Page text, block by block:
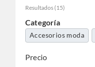
Resultados (15)
Categoría
Accesorios moda
Precio